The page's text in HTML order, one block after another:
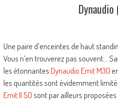
Une paire d’enceintes de haut
Vous n’en trouverez pas souvent…
les étonnantesDynaudio Emit M30
les quantités sont évidemment
Emit II 50sont par ailleurs